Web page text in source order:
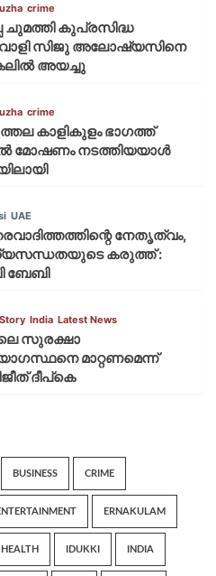
crime
ചുമത്തി കുപ്രസിദ്ധ
സിജു അലോഷ്യസിനെ
അയച്ചു
crime
കാളികുളം ഭാഗത്ത്
മോഷണം നടത്തിയയാൾ
UAE
നേതൃത്വം,
കരുത്ത് :
ബേബി
India Latest News
സുരക്ഷാ
മാറ്റണമെന്ന്
ദീപ്‌കെ
BUSINESS CRIME
ERNAKULAM
HEALTH IDUKKI INDIA